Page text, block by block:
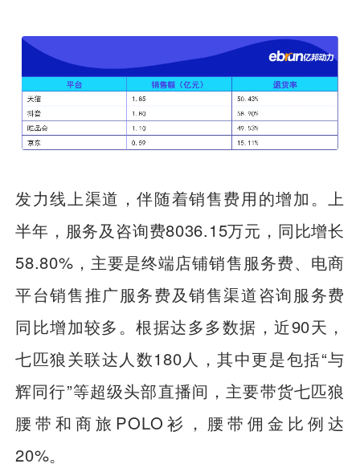
发力线上渠道，伴随着销售费用的增加。上
半年，服务及咨询费8036.15万元，同比增长
58.80%，主要是终端店铺销售服务费、电商
平台销售推广服务费及销售渠道咨询服务费
同比增加较多。根据达多多数据，近90天，
七匹狼关联达人数180人，其中更是包括“与
辉同行”等超级头部直播间，主要带货七匹狼
腰带和商旅POLO衫，腰带佣金比例达
20%。